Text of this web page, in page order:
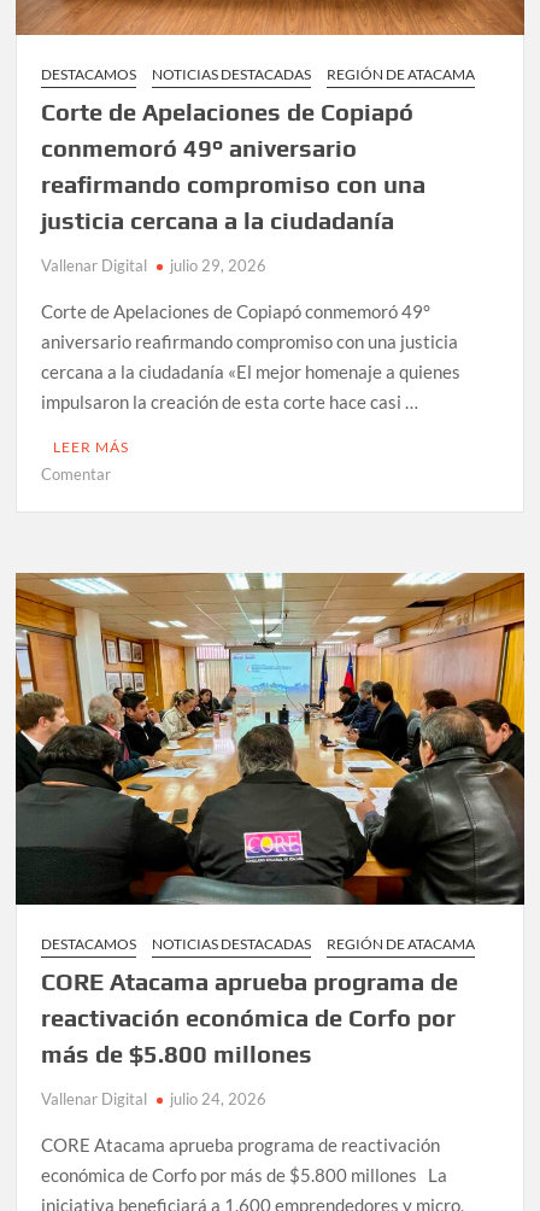
DESTACAMOS NOTICIAS DESTACADAS REGIÓN DE ATACAMA
Corte de Apelaciones de Copiapó
conmemoró 49° aniversario
reafirmando compromiso con una
justicia cercana a la ciudadanía
Vallenar Digital julio 29, 2026
Corte de Apelaciones de Copiapó conmemoró 49°
aniversario reafirmando compromiso con una justicia
cercana a la ciudadanía «El mejor homenaje a quienes
impulsaron la creación de esta corte hace casi …
LEER MÁS
Comentaren
de
Copiapó
conmemoró
49°
aniversario
reafirmando
compromiso
con
una
justicia
cercana
DESTACAMOS NOTICIAS DESTACADAS REGIÓN DE ATACAMA
CORE Atacama aprueba programa de
reactivación económica de Corfo por
más de $5.800 millones
Vallenar Digital julio 24, 2026
CORE Atacama aprueba programa de reactivación
económica de Corfo por más de $5.800 millones La
iniciativa beneficiará a 1.600 emprendedores y micro,